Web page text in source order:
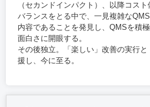
（セカンドインパクト）、以降コス
バランスをとる中で、一見複雑な
内容であることを発見し、QMSを積
面白さに開眼する。
その後独立。「楽しい」改善の実行
援し、今に至る。